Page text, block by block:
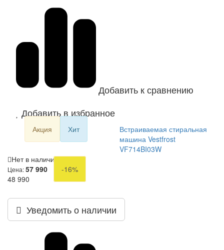
Добавить к сравнению
Добавить в избранное
Акция Хит
Встраиваемая стиральная
машина Vestfrost
VF714BI03W
Нет в наличии
Цена:57 990
-16%
48 990
Уведомить о наличии